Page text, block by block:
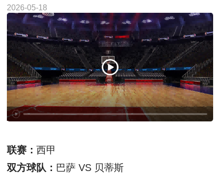
2026-05-18
联赛： 西甲
双方球队： 巴萨 VS 贝蒂斯